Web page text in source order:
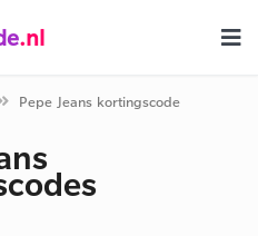
.nl
Pepe Jeans kortingscode